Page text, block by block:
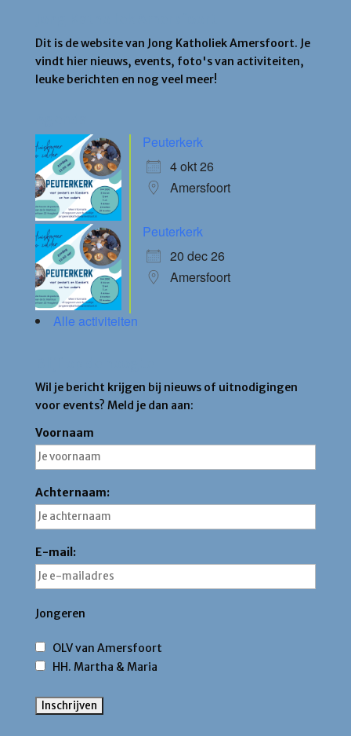
Dit is de website van Jong Katholiek Amersfoort. Je
vindt hier nieuws, events, foto's van activiteiten,
leuke berichten en nog veel meer!
Peuterkerk
4 okt 26
Amersfoort
Peuterkerk
20 dec 26
Amersfoort
Alle activiteiten
Wil je bericht krijgen bij nieuws of uitnodigingen
voor events? Meld je dan aan:
Voornaam
Achternaam:
E-mail:
Jongeren
OLV van Amersfoort
HH. Martha & Maria